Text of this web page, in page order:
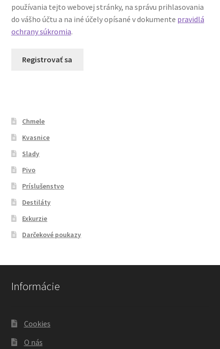
používania tejto webovej stránky, na správu prihlasovania
do vášho účtu a na iné účely opísané v dokumente pravidlá
ochrany súkromia.
Registrovať sa
Chmele
Kvasnice
Slady
Pivo
Príslušenstvo
Destiláty
Exkurzie
Darčekové poukazy
Informácie
Cookies
O nás